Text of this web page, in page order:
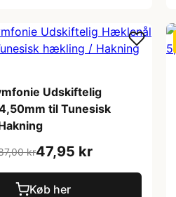
Udskiftelig
til Tunesisk
kr47,95 kr
Køb her